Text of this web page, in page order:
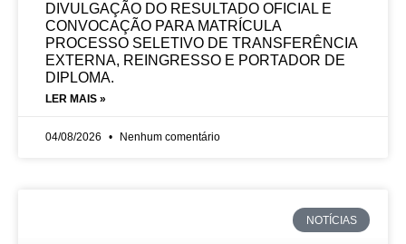
DIVULGAÇÃO DO RESULTADO OFICIAL E
CONVOCAÇÃO PARA MATRÍCULA
PROCESSO SELETIVO DE TRANSFERÊNCIA
EXTERNA, REINGRESSO E PORTADOR DE
DIPLOMA.
LER MAIS »
04/08/2026 Nenhum comentário
NOTÍCIAS